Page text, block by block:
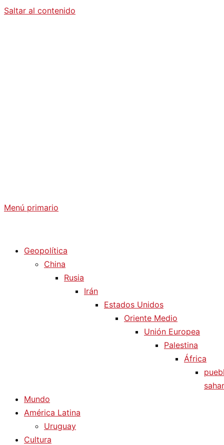
Saltar al contenido
Menú primario
Geopolítica
China
Rusia
Irán
Estados Unidos
Oriente Medio
Unión Europea
Palestina
África
Mundo
América Latina
Uruguay
Cultura